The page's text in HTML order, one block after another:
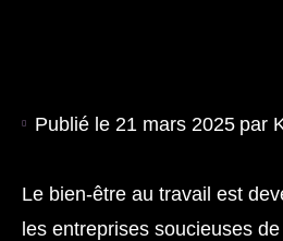
Publié le 21 mars 2025 par
Le bien-être au travail est
les entreprises soucieuses